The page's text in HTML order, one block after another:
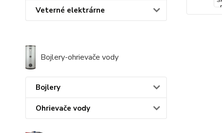
Veterné elektrárne
Bojlery-ohrievače vody
Bojlery
Ohrievače vody